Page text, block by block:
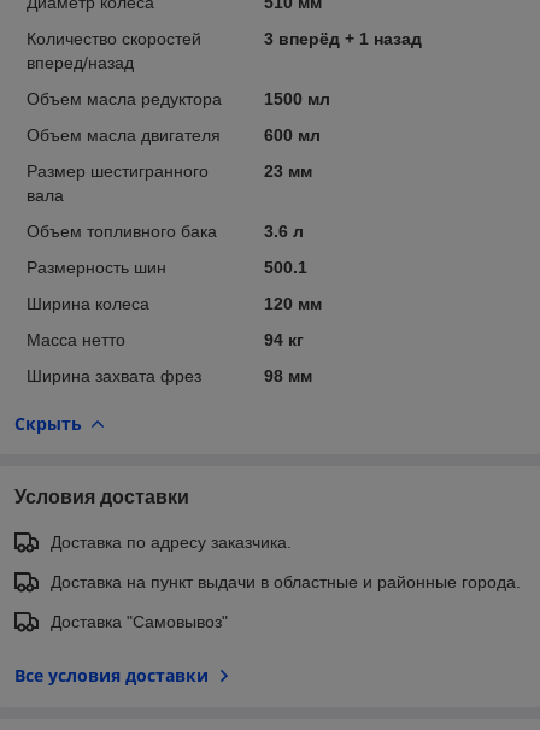
Количество скоростей
вперед/назад
3 вперёд + 1 назад
Объем масла редуктора
1500 мл
Объем масла двигателя
600 мл
Размер шестигранного
вала
23 мм
Объем топливного бака
3.6 л
Размерность шин
500.1
Ширина колеса
120 мм
Масса нетто
94 кг
Ширина захвата фрез
98 мм
Скрыть
Условия доставки
Доставка по адресу заказчика.
Доставка на пункт выдачи в областные и районные города.
Доставка "Самовывоз"
Все условия доставки